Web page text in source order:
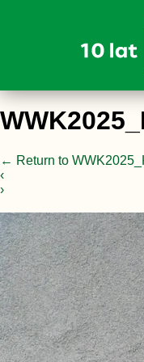
← Return to
‹
›